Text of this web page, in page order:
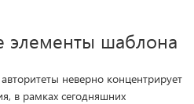
элементы шаблона
неверно концентрирует
в рамках сегодняшних